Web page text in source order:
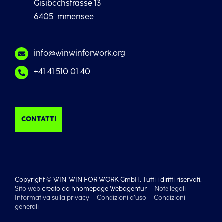
Gisibachstrasse 13
6405 Immensee
info@winwinforwork.org
+41 41 510 01 40
CONTATTI
Copyright © WIN-WIN FOR WORK GmbH. Tutti i diritti riservati.
Sito webcreato da hhomepage Webagentur –Note legali–
Informativa sulla privacy–Condizioni d’uso–Condizioni
generali